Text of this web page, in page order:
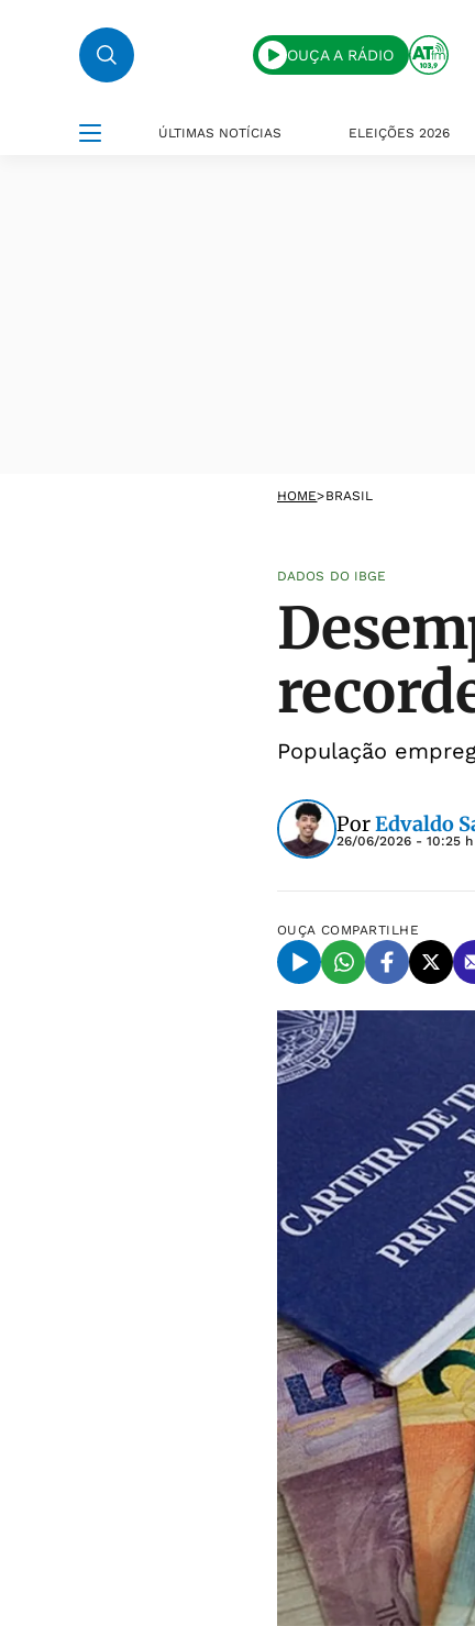
OUÇA A RÁDIO
ÚLTIMAS NOTÍCIAS ELEIÇÕES 2026
HOME>BRASIL
DADOS DO IBGE
População
PorEdvaldo
26/06/2026 - 10:25 h
OUÇA COMPARTILHE